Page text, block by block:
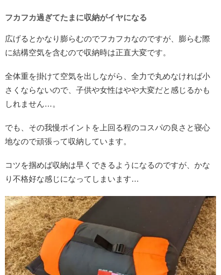
フカフカ過ぎてたまに収納がイヤになる
広げるとかなり膨らむのでフカフカなのですが、膨らむ際
に結構空気を含むので収納時は正直大変です。
全体重を掛けて空気を出しながら、全力で丸めなければ小
さくならないので、子供や女性はやや大変だと感じるかも
しれません…。
でも、その我慢ポイントを上回る程のコスパの良さと寝心
地なので頑張って収納しています。
コツを掴めば収納は早くできるようになるのですが、かな
り不格好な感じになってしまいます…